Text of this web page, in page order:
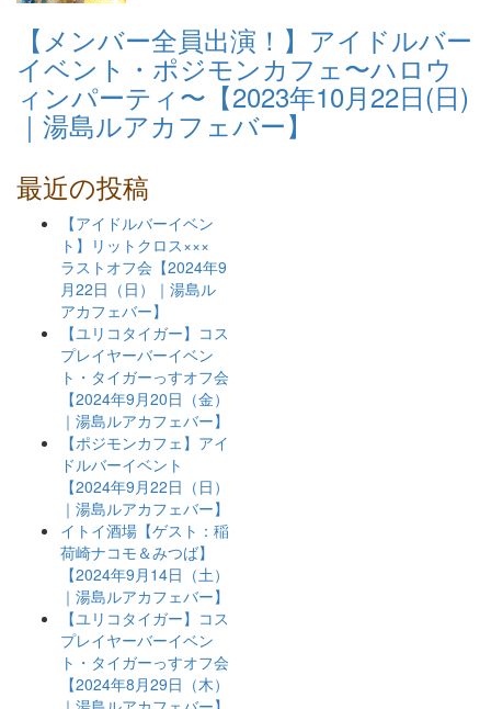
【メンバー全員出演！】アイドルバー
イベント・ポジモンカフェ〜ハロウ
ィンパーティ〜【2023年10月22日(日)
｜湯島ルアカフェバー】
最近の投稿
【アイドルバーイベン
ト】リットクロス×××
ラストオフ会【2024年9
月22日（日）｜湯島ル
アカフェバー】
【ユリコタイガー】コス
プレイヤーバーイベン
ト・タイガーっすオフ会
【2024年9月20日（金）
｜湯島ルアカフェバー】
【ポジモンカフェ】アイ
ドルバーイベント
【2024年9月22日（日）
｜湯島ルアカフェバー】
イトイ酒場【ゲスト：稲
荷崎ナコモ＆みつば】
【2024年9月14日（土）
｜湯島ルアカフェバー】
【ユリコタイガー】コス
プレイヤーバーイベン
ト・タイガーっすオフ会
【2024年8月29日（木）